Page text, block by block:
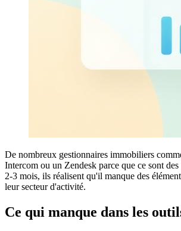
De nombreux gestionnaires immobiliers
Intercom ou un Zendesk parce que ce sont
2-3 mois, ils réalisent qu'il manque des
leur secteur d'activité.
Ce qui manque dans les